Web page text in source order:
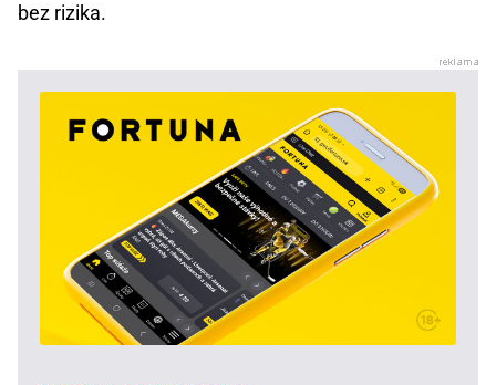
bez rizika.